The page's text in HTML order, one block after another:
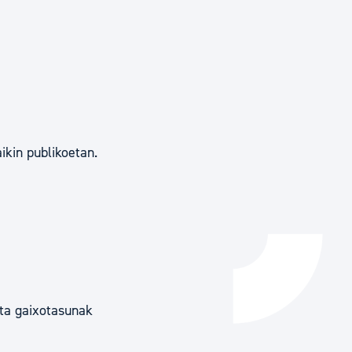
publikoetan.
gaixotasunak